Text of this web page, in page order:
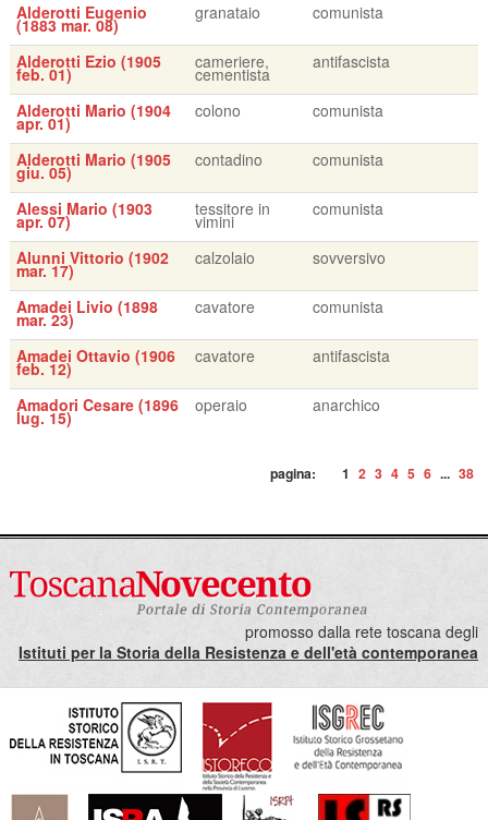
Alderotti Eugenio
(1883 mar. 08)
granataio comunista
Alderotti Ezio (1905
feb. 01)
cameriere,
cementista
antifascista
Alderotti Mario (1904
apr. 01)
colono comunista
Alderotti Mario (1905
giu. 05)
contadino comunista
Alessi Mario (1903
apr. 07)
tessitore in
vimini
comunista
Alunni Vittorio (1902
mar. 17)
calzolaio sovversivo
Amadei Livio (1898
mar. 23)
cavatore comunista
Amadei Ottavio (1906
feb. 12)
cavatore antifascista
Amadori Cesare (1896
lug. 15)
operaio anarchico
pagina: 1 2 3 4 5 6 ... 38
promosso dalla rete toscana degli
Istituti per la Storia della Resistenza e dell'età contemporanea